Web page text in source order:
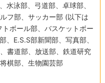
泳部、弓道部、卓球部、
フ部、サッカー部 (以下は
ボール部、バスケットボー
E.S.S部新聞部、写真部、
書道部、放送部、鉄道研究
棋部、生物園芸部